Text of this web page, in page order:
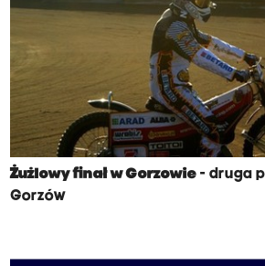
Żużlowy finał w Gorzowie- druga
Gorzów